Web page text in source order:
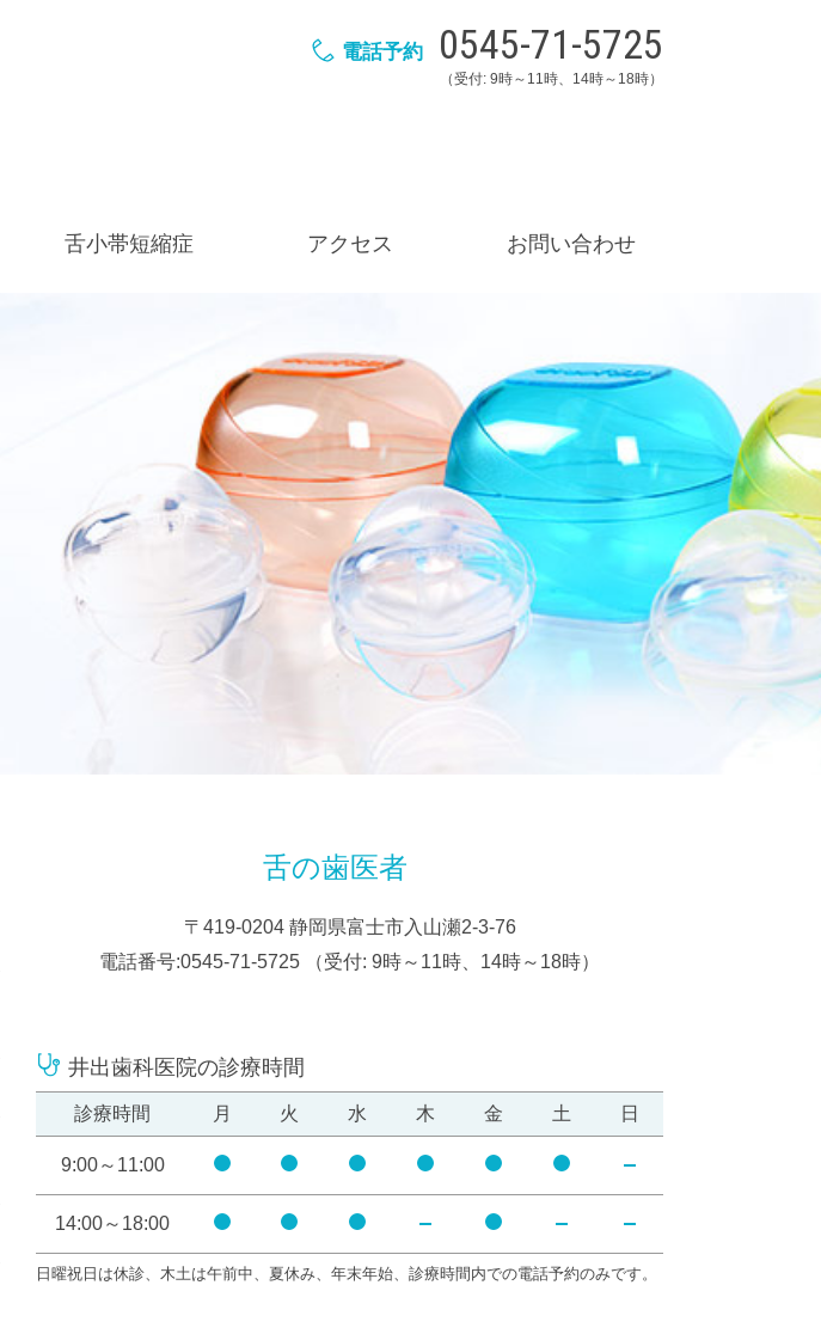
電話予約 0545-71-5725
（受付: 9時～11時、14時～18時）
舌小帯短縮症 アクセス お問い合わせ
舌の歯医者
〒419-0204 静岡県富士市入山瀬2-3-76
電話番号:0545-71-5725
（受付: 9時～11時、14時～18時）
井出歯科医院の診療時間
診療時間 月 火 水 木 金 土 日
9:00～11:00
開
院
開
院
開
院
開
院
開
院
開
院
診
14:00～18:00
開
院
開
院
開
院
診
開
院
診
診
日曜祝日は休診、木土は午前中、夏休み、年末年始、診療時間内での電話予約のみです。